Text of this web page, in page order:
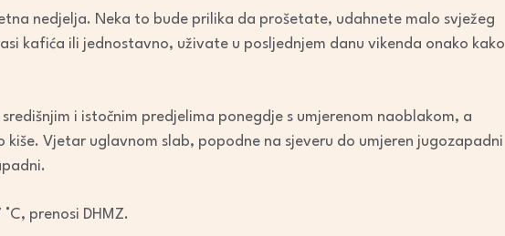
decrease
nedjelja. Neka to bude prilika da prošetate, udahnete malo svježeg
kafića ili jednostavno, uživate u posljednjem danu vikenda onako kako
i istočnim predjelima ponegdje s umjerenom naoblakom, a
Vjetar uglavnom slab, popodne na sjeveru do umjeren jugozapadni
prenosi DHMZ.